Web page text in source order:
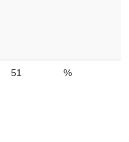
51 %